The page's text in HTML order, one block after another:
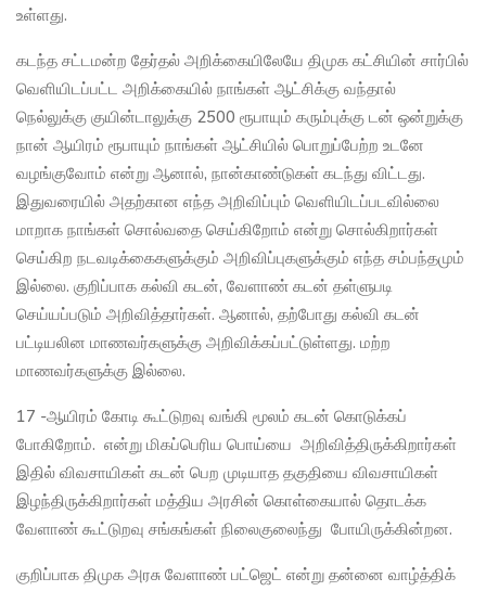
உள்ளது.
கடந்த சட்டமன்ற தேர்தல் அறிக்கையிலேயே திமுக கட்சியின் சார்பில்
வெளியிடப்பட்ட அறிக்கையில் நாங்கள் ஆட்சிக்கு வந்தால்
நெல்லுக்கு குயின்டாலுக்கு 2500 ரூபாயும் கரும்புக்கு டன் ஒன்றுக்கு
நான் ஆயிரம் ரூபாயும் நாங்கள் ஆட்சியில் பொறுப்பேற்ற உடனே
வழங்குவோம் என்று ஆனால், நான்காண்டுகள் கடந்து விட்டது.
இதுவரையில் அதற்கான எந்த அறிவிப்பும் வெளியிடப்படவில்லை
மாறாக நாங்கள் சொல்வதை செய்கிறோம் என்று சொல்கிறார்கள்
செய்கிற நடவடிக்கைகளுக்கும் அறிவிப்புகளுக்கும் எந்த சம்பந்தமும்
இல்லை. குறிப்பாக கல்வி கடன், வேளாண் கடன் தள்ளுபடி
செய்யப்படும் அறிவித்தார்கள். ஆனால், தற்போது கல்வி கடன்
பட்டியலின மாணவர்களுக்கு அறிவிக்கப்பட்டுள்ளது. மற்ற
மாணவர்களுக்கு இல்லை.
17 -ஆயிரம் கோடி கூட்டுறவு வங்கி மூலம் கடன் கொடுக்கப்
போகிறோம். என்று மிகப்பெரிய பொய்யை அறிவித்திருக்கிறார்கள்
இதில் விவசாயிகள் கடன் பெற முடியாத தகுதியை விவசாயிகள்
இழந்திருக்கிறார்கள் மத்திய அரசின் கொள்கையால் தொடக்க
வேளாண் கூட்டுறவு சங்கங்கள் நிலைகுலைந்து போயிருக்கின்றன.
குறிப்பாக திமுக அரசு வேளாண் பட்ஜெட் என்று தன்னை வாழ்த்திக்